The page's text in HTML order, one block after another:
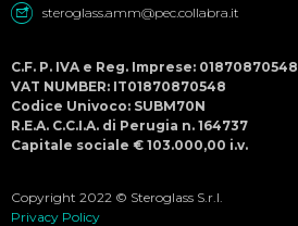
steroglass.amm@pec.collabra.it
C.F. P. IVA e Reg. Imprese: 01870870548
VAT NUMBER: IT01870870548
Codice Univoco: SUBM70N
R.E.A. C.C.I.A. di Perugia n. 164737
Capitale sociale € 103.000,00 i.v.
Copyright 2022 © Steroglass S.r.l.
Privacy Policy